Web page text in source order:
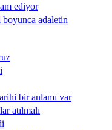
ediyor
adaletin
bir anlamı var
atılmalı